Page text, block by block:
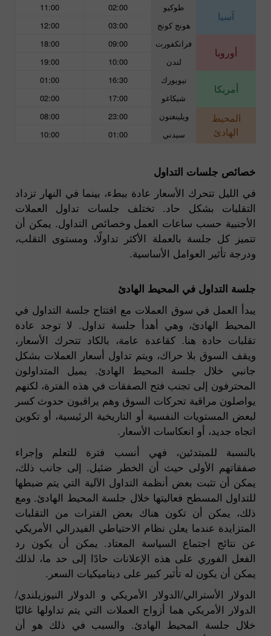
آسيا
طوكيو 02:00
11:00
هونج كونج
03:00
12:00
أوروبا
فرانكفورت 09:00
18:00
لندن
10:00
19:00
أمريكا
نيويورك 16:30
01:00
شيكاغو
17:00
02:00
المحيط
الهادئ
ويلينغتون 23:00
08:00
سيدني
01:00
10:00
خصائص جلسات التداول
في الليل تتحرك الأسعار عادة ببطء، بينما في النهار تزداد
التقلبات بشكل حاد. تختلف جلسات تداول العملات
الأجنبية حسب ساعات العمل وخصائص التداول. يمكن أن
تتميز كل جلسة بالعملة الأكثر تداولًا، ومستوى التقلب،
ودرجة تأثير العوامل الأساسية.
جلسة التداول في المحيط الهادئ
يبدأ العمل في سوق العملات مع افتتاح جلسة التداول في
المحيط الهادئ، وهي أهدأ جلسة تداول. لا توجد عادة
تقلبات حادة هنا. كقاعدة عامة، بالكاد تتحرك الأسعار،
ويقف السوق بلا حراك، ويتم تداول أسعار العملات بشكل
جانبي خلال جلسة المحيط الهادئ. يميل المتداولون
المحترفون إلى تجنب فتح الصفقات في هذه الفترة، لكنهم
يواصلون مراقبة تحركات السوق وهم يراقبون حدوث كسر
لبعض المستويات النفسية أو التاريخية الرئيسية، أو تكوين
اتجاه جديد، أو انعكاسات الأسعار.
بالنسبة للمبتدئين، فهي أنسب فترة للتعلم وإجراء
صفقاتهم الأولى حيث أن الخطر ضئيل. إلى جانب ذلك،
يمكن أن تثبت بعض أنظمة التداول الآلية التي يتم ضبطها
للتداول المسطح فعاليتها خلال جلسة المحيط الهادئ. ومع
ذلك، يمكن أن تكون هناك بعض الفترات من التقلبات
المتزايدة عندما يعلن نظام الاحتياطي الفيدرالي الأمريكي
عن نتائج اجتماع السياسة المعتاد. يمكن أن يكون رد
الفعل الفوري على هذه الإعلانات حادًا إلى حد ما، لذلك
يمكن أن يكون له تأثير كبير على ديناميكيات السعر.
الدولار الأسترالي/الدولار الأمريكي و الدولار النيوزيلندي/
الدولار الأمريكي هما أزواج العملات التي يتم تداولها غالبًا
خلال جلسة المحيط الهادئ. والسبب في ذلك هو أن